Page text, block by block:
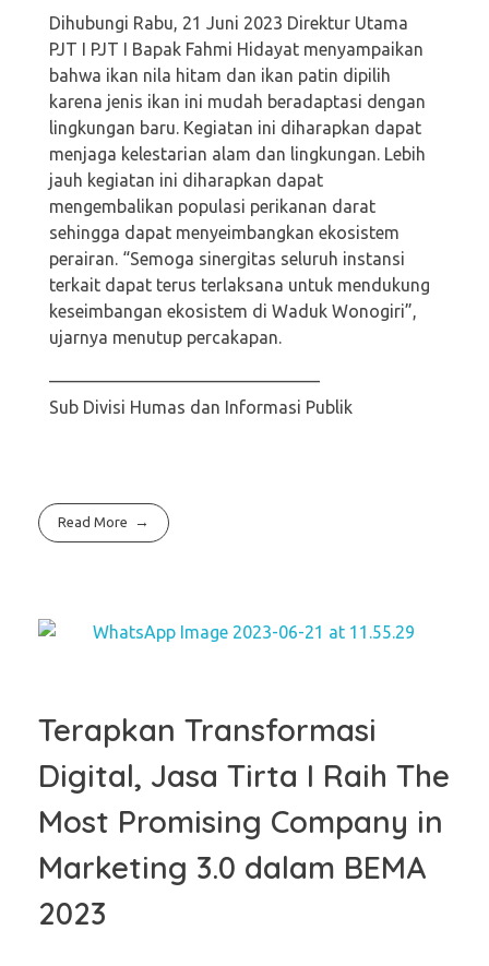
Dihubungi Rabu, 21 Juni 2023 Direktur Utama
PJT I PJT I Bapak Fahmi Hidayat menyampaikan
bahwa ikan nila hitam dan ikan patin dipilih
karena jenis ikan ini mudah beradaptasi dengan
lingkungan baru. Kegiatan ini diharapkan dapat
menjaga kelestarian alam dan lingkungan. Lebih
jauh kegiatan ini diharapkan dapat
mengembalikan populasi perikanan darat
sehingga dapat menyeimbangkan ekosistem
perairan. “Semoga sinergitas seluruh instansi
terkait dapat terus terlaksana untuk mendukung
keseimbangan ekosistem di Waduk Wonogiri”,
ujarnya menutup percakapan.
———————————————–
Sub Divisi Humas dan Informasi Publik
Read More
Terapkan Transformasi
Digital, Jasa Tirta I Raih The
Most Promising Company in
Marketing 3.0 dalam BEMA
2023